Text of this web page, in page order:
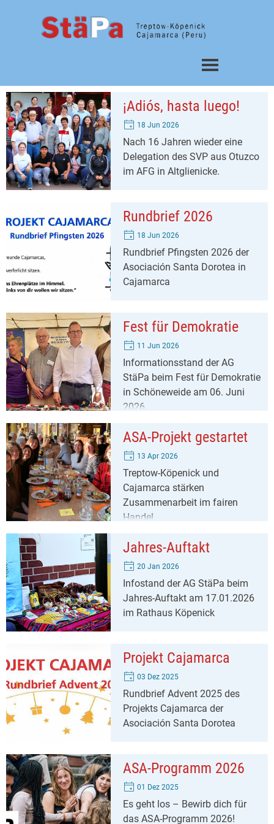
Menü überspringen
¡Adiós, hasta luego!
18 Jun 2026
Nach 16 Jahren wieder eine
Delegation des SVP aus Otuzco
im AFG in Altglienicke.
Rundbrief 2026
18 Jun 2026
Rundbrief Pfingsten 2026 der
Asociación Santa Dorotea in
Cajamarca
Fest für Demokratie
11 Jun 2026
Informationsstand der AG
StäPa beim Fest für Demokratie
in Schöneweide am 06. Juni
2026
ASA-Projekt gestartet
13 Apr 2026
Treptow-Köpenick und
Cajamarca stärken
Zusammenarbeit im fairen
Handel
Jahres-Auftakt
20 Jan 2026
Infostand der AG StäPa beim
Jahres-Auftakt am 17.01.2026
im Rathaus Köpenick
Projekt Cajamarca
03 Dez 2025
Rundbrief Advent 2025 des
Projekts Cajamarca der
Asociación Santa Dorotea
ASA-Programm 2026
01 Dez 2025
Es geht los – Bewirb dich für
das ASA-Programm 2026!